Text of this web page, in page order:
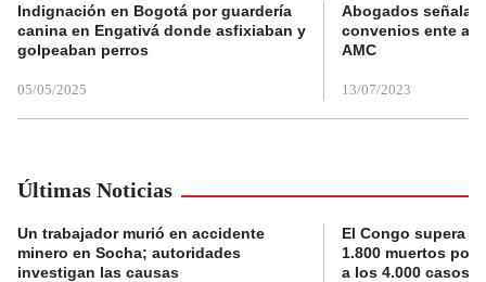
Indignación en Bogotá por guardería
canina en Engativá donde asfixiaban y
golpeaban perros
05/05/2025
Abogados
convenios ente
AMC
13/07/2023
Últimas Noticias
Un trabajador murió en accidente
minero en Socha; autoridades
investigan las causas
El Congo supera
1.800 muertos por
a los 4.000 casos